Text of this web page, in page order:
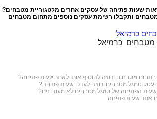
שעות פתיחה של עסקים אחרים מקטגוריית מטבחים?
מטבחים ותקבלו רשימת עסקים נוספים מתחום מטבחים
כרמיאל
מטבחים כרמיאל
בתחוםמטבחים ורוצה להוסיף אותו לאתר שעות פתיחה?
סמגל מטבחים ורוצה לעדכן שעות פתיחה?
הפתיחה של סמגל מטבחים לא מעודכנים?
אתר שעות פתיחה